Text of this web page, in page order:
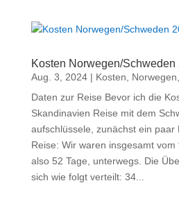
Kosten Norwegen/Schweden
Aug. 3, 2024| Kosten Norwegen
Daten zur Reise Bevor ich die
Skandinavien Reise mit dem
aufschlüssele, zunächst ein paar
Reise: Wir waren insgesamt vom
also 52 Tage, unterwegs. Die
sich wie folgt verteilt: 34...